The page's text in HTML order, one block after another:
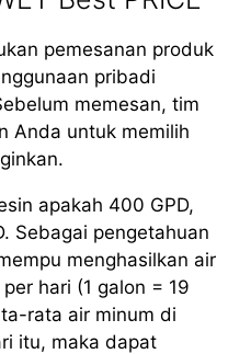
pemesanan produk
pribadi
memesan, tim
Anda untuk memilih
apakah 400 GPD,
Sebagai pengetahuan
menghasilkan air
hari (1 galon = 19
rata air minum di
itu, maka dapat